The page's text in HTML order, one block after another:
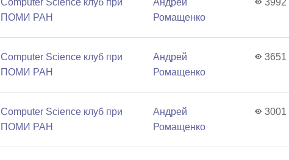
ПОМИ РАН
Ромащенко
Computer Science клуб при
ПОМИ РАН
Андрей
Ромащенко
3651
Computer Science клуб при
ПОМИ РАН
Андрей
Ромащенко
3001